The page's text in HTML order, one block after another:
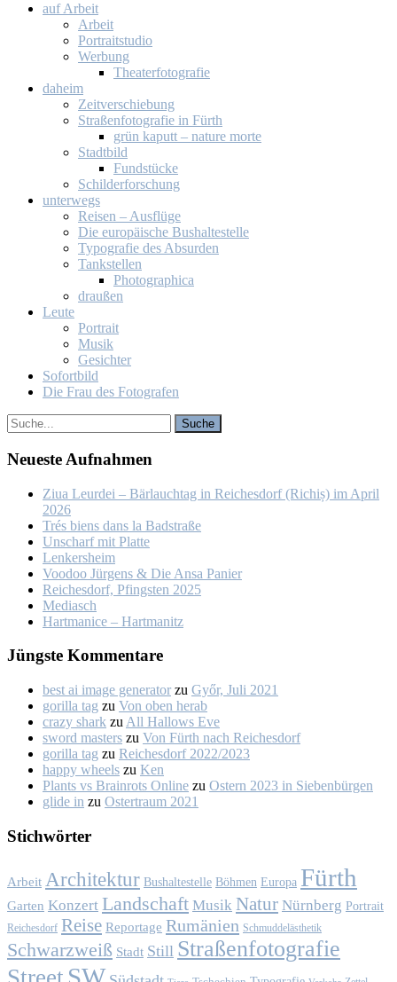
auf Ar­beit
Ar­beit
Por­trait­stu­dio
Wer­bung
Thea­ter­fo­to­gra­fie
da­heim
Zeit­ver­schie­bung
Stra­ßen­fo­to­gra­fie in Fürth
grün ka­putt – na­tu­re mor­te
Stadt­bild
Fund­stü­cke
Schil­der­for­schung
un­ter­wegs
Rei­sen – Aus­flü­ge
Die eu­ro­päi­sche Bus­hal­te­stel­le
Ty­po­gra­fie des Ab­sur­den
Tank­stel­len
Pho­to­gra­phi­ca
drau­ßen
Leu­te
Por­trait
Mu­sik
Ge­sich­ter
So­fort­bild
Die Frau des Fo­to­gra­fen
Neu­es­te Auf­nah­men
Ziua Leur­dei – Bär­lauch­tag in Rei­ches­dorf (Ri­chiș) im April
2026
Trés biens dans la Bad­stra­ße
Un­scharf mit Plat­te
Len­kers­heim
Voo­doo Jür­gens & Die An­sa Pa­nier
Rei­ches­dorf, Pfings­ten 2025
Me­dia­sch
Hart­ma­nice – Hart­ma­nitz
Jüngs­te Kom­men­ta­re
best ai image generator zu Győr, Ju­li 2021
gorilla tag zu Von oben her­ab
crazy shark zu All Hal­lows Eve
sword masters zu Von Fürth nach Rei­ches­dorf
gorilla tag zu Rei­ches­dorf 2022/2023
happy wheels zu Ken
Plants vs Brainrots Online zu Os­tern 2023 in Sie­ben­bür­gen
glide in zu Os­ter­traum 2021
Stich­wör­ter
Arbeit Architektur Bushaltestelle Böhmen Europa Fürth
Garten Konzert Landschaft Musik Natur Nürnberg Portrait
Reichesdorf Reise Reportage Rumänien Schmuddelästhetik
Schwarzweiß Stadt Still Straßenfotografie
SW